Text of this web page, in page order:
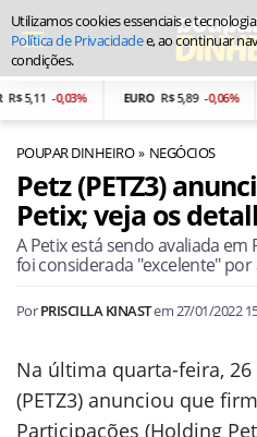
5,11 -0,03% EURO R$ 5,89 -0,06%
POUPAR DINHEIRO NEGÓCIOS
Petz (PETZ3)
Petix; veja os
A Petix está sendo avaliada em
foi considerada "excelente" por
PorPRISCILLA KINASTem27/01/2022
Na última quarta-feira, 26
(PETZ3) anunciou que
Participações (Holding
Utilizamos cookies essenciais e
Política de Privacidadee, ao continuar
condições.